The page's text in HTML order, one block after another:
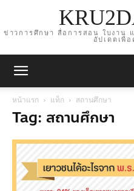
ข่าวการศึกษา สื่อการสอน ใบงาน
อัปเดตเพื่
หน้าแรก แท็ก สถานศึกษา
Tag: สถานศึกษา